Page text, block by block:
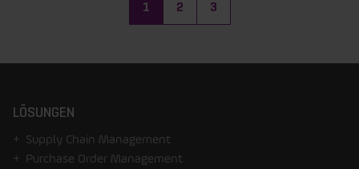
1(current)
2 3
LÖSUNGEN
Supply Chain Management
Purchase Order Management